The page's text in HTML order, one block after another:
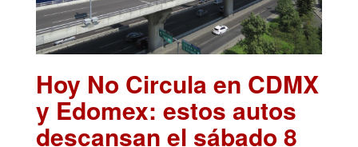
Hoy No Circula en CDMX
y Edomex: estos autos
descansan el sábado 8